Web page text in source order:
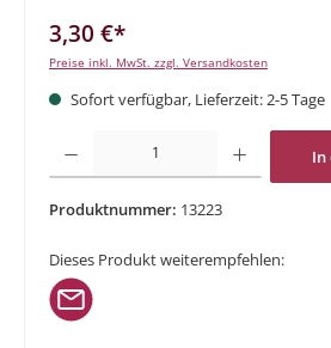
3,30 €*
Preise inkl. MwSt. zzgl. Versandkosten
Sofort verfügbar, Lieferzeit: 2-5 Tage
Produkt Anzahl: Gib den gewünschten Wert
In
Produktnummer: 13223
Dieses Produkt weiterempfehlen: